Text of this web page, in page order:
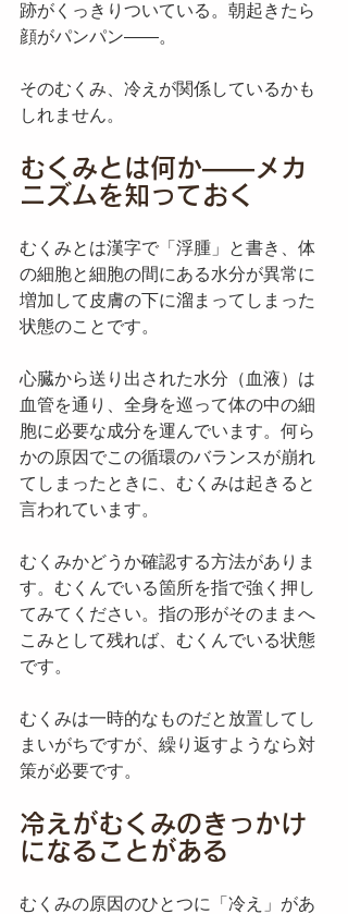
跡がくっきりついている。朝起きたら
顔がパンパン——。
そのむくみ、冷えが関係しているかも
しれません。
むくみとは何か——メカ
ニズムを知っておく
むくみとは漢字で「浮腫」と書き、体
の細胞と細胞の間にある水分が異常に
増加して皮膚の下に溜まってしまった
状態のことです。
心臓から送り出された水分（血液）は
血管を通り、全身を巡って体の中の細
胞に必要な成分を運んでいます。何ら
かの原因でこの循環のバランスが崩れ
てしまったときに、むくみは起きると
言われています。
むくみかどうか確認する方法がありま
す。むくんでいる箇所を指で強く押し
てみてください。指の形がそのままへ
こみとして残れば、むくんでいる状態
です。
むくみは一時的なものだと放置してし
まいがちですが、繰り返すようなら対
策が必要です。
冷えがむくみのきっかけ
になることがある
むくみの原因のひとつに「冷え」があ